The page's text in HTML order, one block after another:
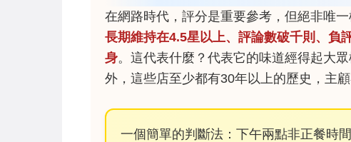
在網路時代，評分是重要參考，但絕非唯
長期維持在4.5星以上、評論數破千則、負
身。這代表什麼？代表它的味道經得起大
外，這些店至少都有30年以上的歷史，主
一個簡單的判斷法：下午兩點非正餐時